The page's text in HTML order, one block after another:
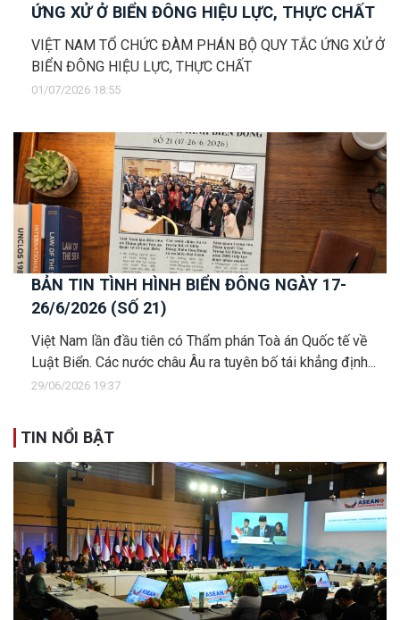
ỨNG XỬ Ở BIỂN ĐÔNG HIỆU LỰC, THỰC CHẤT
VIỆT NAM TỔ CHỨC ĐÀM PHÁN BỘ QUY TẮC ỨNG XỬ Ở
BIỂN ĐÔNG HIỆU LỰC, THỰC CHẤT
01/07/2026 18:55
BẢN TIN TÌNH HÌNH BIỂN ĐÔNG NGÀY 17-
26/6/2026 (SỐ 21)
Việt Nam lần đầu tiên có Thẩm phán Toà án Quốc tế về
Luật Biển. Các nước châu Âu ra tuyên bố tái khẳng định...
29/06/2026 19:37
TIN NỔI BẬT